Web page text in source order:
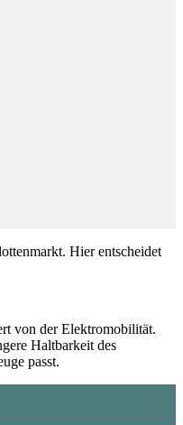
Hier entscheidet
von der Elektromobilität.
Haltbarkeit des
passt.